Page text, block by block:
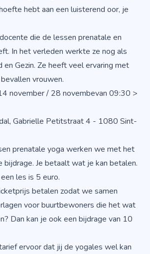
hebt aan een luisterend oor, je
die de lessen prenatale en
In het verleden werkte ze nog als
Gezin. Ze heeft veel ervaring met
vrouwen.
november / 28 novembevan 09:30 >
Gabrielle Petitstraat 4 - 1080 Sint-
prenatale yoga werken we met het
bijdrage. Je betaalt wat je kan betalen.
les is 5 euro.
betalen zodat we samen
voor buurtbewoners die het wat
Dan kan je ook een bijdrage van 10
ervoor dat jij de yogales wel kan